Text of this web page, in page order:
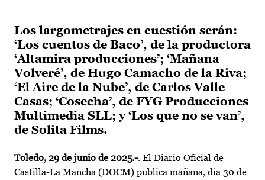
Los largometrajes en cuestión serán:
‘Los cuentos de Baco’, de la productora
‘Altamira producciones’; ‘Mañana
Volveré’, de Hugo Camacho de la Riva;
‘El Aire de la Nube’, de Carlos Valle
Casas; ‘Cosecha’, de FYG Producciones
Multimedia SLL; y ‘Los que no se van’,
de Solita Films.
Toledo, 29 de junio de 2025.-. El Diario Oficial de
Castilla-La Mancha (DOCM) publica mañana, día 30 de